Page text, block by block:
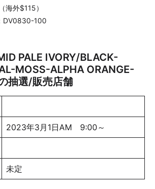
海外$115）
DV0830-100
PALE IVORY/BLACK-
MOSS-ALPHA ORANGE-
抽選/販売店舗
2023年3月1日AM 9:00～
未定